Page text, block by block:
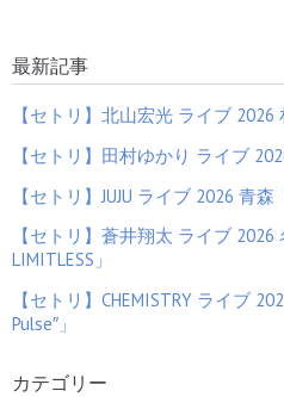
最新記事
【セトリ】北山宏光 ライブ 2026
【セトリ】田村ゆかり ライブ
【セトリ】JUJU ライブ 2026 青森
【セトリ】蒼井翔太 ライブ 2026
LIMITLESS」
【セトリ】CHEMISTRY ライブ
Pulse″」
カテゴリー